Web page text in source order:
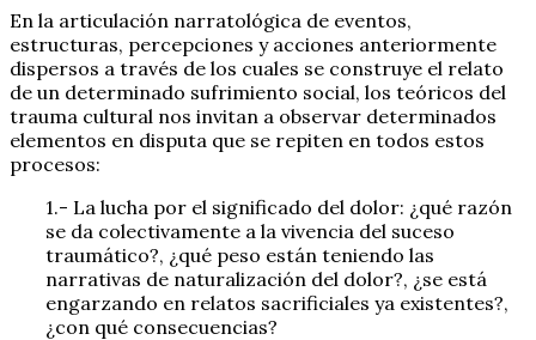
En la articulación narratológica de eventos,
estructuras, percepciones y acciones anteriormente
dispersos a través de los cuales se construye el relato
de un determinado sufrimiento social, los teóricos del
trauma cultural nos invitan a observar determinados
elementos en disputa que se repiten en todos estos
procesos:
1.- La lucha por el significado del dolor: ¿qué razón
se da colectivamente a la vivencia del suceso
traumático?, ¿qué peso están teniendo las
narrativas de naturalización del dolor?, ¿se está
engarzando en relatos sacrificiales ya existentes?,
¿con qué consecuencias?